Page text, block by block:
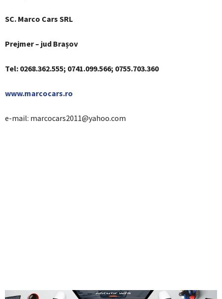
SC. Marco Cars SRL
Prejmer – jud Brașov
Tel: 0268.362.555; 0741.099.566; 0755.703.360
www.marcocars.ro
e-mail: marcocars2011@yahoo.com